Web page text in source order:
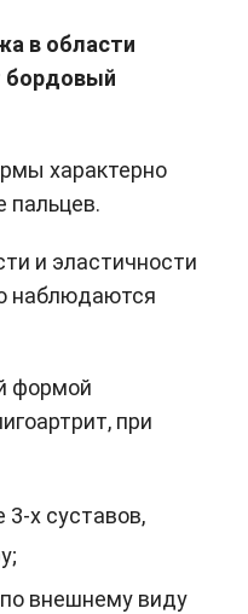
в области
бордовый
характерно
пальцев.
и эластичности
наблюдаются
формой
при
3-х суставов,
внешнему виду